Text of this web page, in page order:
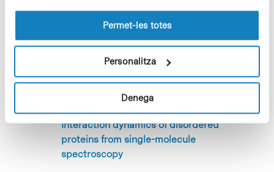
les cookies pot consultar laPolítica de cookiesdel
Permet-les totes
Personalitza
Denega
11
Interaction dynamics of disordered
proteins from single-molecule
spectroscopy